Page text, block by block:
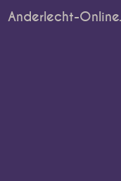
Anderlecht-